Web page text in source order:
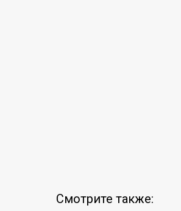
Смотрите также: